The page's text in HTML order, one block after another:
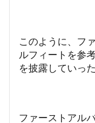
このように、フ
ルフィートを参
を披露していった
ファーストアル